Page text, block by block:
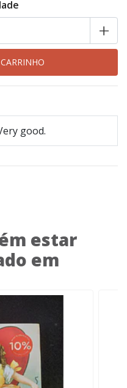
+
good.
estar
em